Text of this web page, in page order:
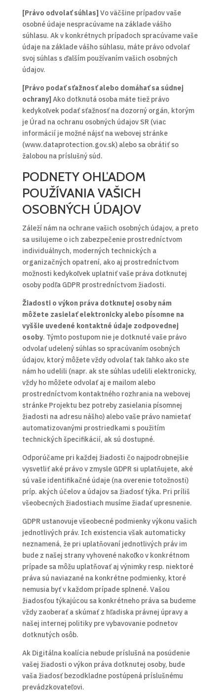
[Právo odvolať súhlas]Vo väčšine prípadov vaše
osobné údaje nespracúvame na základe vášho
súhlasu. Ak v konkrétnych prípadoch spracúvame vaše
údaje na základe vášho súhlasu, máte právo odvolať
svoj súhlas s ďalším používaním vašich osobných
údajov.
[Právo podať sťažnosť alebo domáhať sa súdnej
ochrany]Ako dotknutá osoba máte tiež právo
kedykoľvek podať sťažnosť na dozorný orgán, ktorým
je Úrad na ochranu osobných údajov SR (viac
informácií je možné nájsť na webovej stránke
(www.dataprotection.gov.sk) alebo sa obrátiť so
žalobou na príslušný súd.
PODNETY OHĽADOM
POUŽÍVANIA VAŠICH
OSOBNÝCH ÚDAJOV
Záleží nám na ochrane vašich osobných údajov, a preto
sa usilujeme o ich zabezpečenie prostredníctvom
individuálnych, moderných technických a
organizačných opatrení, ako aj prostredníctvom
možnosti kedykoľvek uplatniť vaše práva dotknutej
osoby podľa GDPR prostredníctvom žiadosti.
Žiadosti o výkon práva dotknutej osoby nám
môžete zasielať elektronicky alebo písomne na
vyššie uvedené kontaktné údaje zodpovednej
osoby. Týmto postupom nie je dotknuté vaše právo
odvolať udelený súhlas so spracúvaním osobných
údajov, ktorý môžete vždy odvolať tak ľahko ako ste
nám ho udelili (napr. ak ste súhlas udelili elektronicky,
vždy ho môžete odvolať aj e mailom alebo
prostredníctvom kontaktného rozhrania na webovej
stránke Projektu bez potreby zasielania písomnej
žiadosti na adresu nášho) alebo vaše právo namietať
automatizovanými prostriedkami s použitím
technických špecifikácií, ak sú dostupné.
Odporúčame pri každej žiadosti čo najpodrobnejšie
vysvetliť aké právo v zmysle GDPR si uplatňujete, aké
sú vaše identifikačné údaje (na overenie totožnosti)
príp. akých účelov a údajov sa žiadosť týka. Pri príliš
všeobecných žiadostiach musíme žiadať upresnenie.
GDPR ustanovuje všeobecné podmienky výkonu vašich
jednotlivých práv. Ich existencia však automaticky
neznamená, že pri uplatňovaní jednotlivých práv im
bude z našej strany vyhovené nakoľko v konkrétnom
prípade sa môžu uplatňovať aj výnimky resp. niektoré
práva sú naviazané na konkrétne podmienky, ktoré
nemusia byť v každom prípade splnené. Vašou
žiadosťou týkajúcou sa konkrétneho práva sa budeme
vždy zaoberať a skúmať z hľadiska právnej úpravy a
našej internej politiky pre vybavovanie podnetov
dotknutých osôb.
Ak Digitálna koalícia nebude príslušná na posúdenie
vašej žiadosti o výkon práva dotknutej osoby, bude
vaša žiadosť bezodkladne postúpená príslušnému
prevádzkovateľovi.